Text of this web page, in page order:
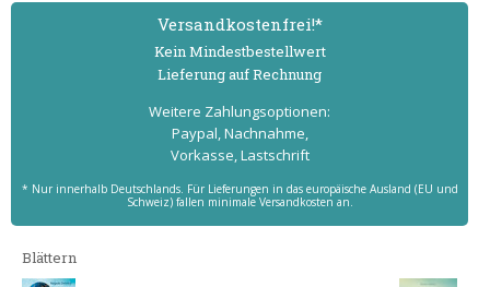
Versand­kostenfrei!*
Kein Mindest­bestell­wert
Lieferung auf Rechnung
Weitere Zahlungs­optionen:
Paypal, Nachnahme,
Vorkasse, Lastschrift
* Nur innerhalb Deutschlands. Für Lieferungen in das europäische Ausland (EU und
Schweiz) fallen minimale Versandkosten an.
Blättern